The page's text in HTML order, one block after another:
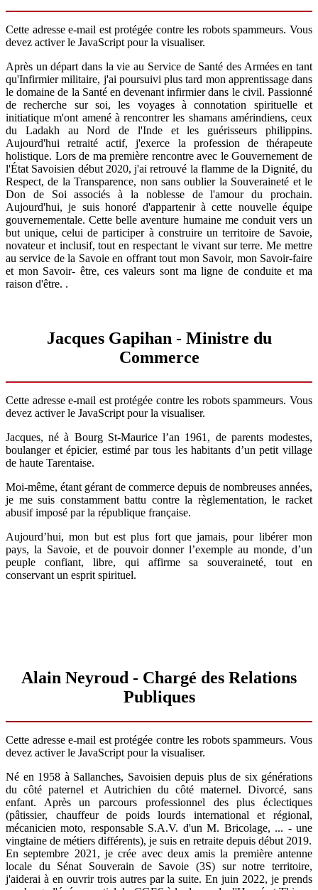
Cette adresse e-mail est protégée contre les robots spammeurs. Vous
devez activer le JavaScript pour la visualiser.
Après un départ dans la vie au Service de Santé des Armées en tant
qu'Infirmier militaire, j'ai poursuivi plus tard mon apprentissage dans
le domaine de la Santé en devenant infirmier dans le civil. Passionné
de recherche sur soi, les voyages à connotation spirituelle et
initiatique m'ont amené à rencontrer les shamans amérindiens, ceux
du Ladakh au Nord de l'Inde et les guérisseurs philippins.
Aujourd'hui retraité actif, j'exerce la profession de thérapeute
holistique. Lors de ma première rencontre avec le Gouvernement de
l'État Savoisien début 2020, j'ai retrouvé la flamme de la Dignité, du
Respect, de la Transparence, non sans oublier la Souveraineté et le
Don de Soi associés à la noblesse de l'amour du prochain.
Aujourd'hui, je suis honoré d'appartenir à cette nouvelle équipe
gouvernementale. Cette belle aventure humaine me conduit vers un
but unique, celui de participer à construire un territoire de Savoie,
novateur et inclusif, tout en respectant le vivant sur terre. Me mettre
au service de la Savoie en offrant tout mon Savoir, mon Savoir-faire
et mon Savoir- être, ces valeurs sont ma ligne de conduite et ma
raison d'être. .
Jacques Gapihan - Ministre du
Commerce
Cette adresse e-mail est protégée contre les robots spammeurs. Vous
devez activer le JavaScript pour la visualiser.
Jacques, né à Bourg St-Maurice l’an 1961, de parents modestes,
boulanger et épicier, estimé par tous les habitants d’un petit village
de haute Tarentaise.
Moi-même, étant gérant de commerce depuis de nombreuses années,
je me suis constamment battu contre la règlementation, le racket
abusif imposé par la république française.
Aujourd’hui, mon but est plus fort que jamais, pour libérer mon
pays, la Savoie, et de pouvoir donner l’exemple au monde, d’un
peuple confiant, libre, qui affirme sa souveraineté, tout en
conservant un esprit spirituel.
Alain Neyroud - Chargé des Relations
Publiques
Cette adresse e-mail est protégée contre les robots spammeurs. Vous
devez activer le JavaScript pour la visualiser.
Né en 1958 à Sallanches, Savoisien depuis plus de six générations
du côté paternel et Autrichien du côté maternel. Divorcé, sans
enfant. Après un parcours professionnel des plus éclectiques
(pâtissier, chauffeur de poids lourds international et régional,
mécanicien moto, responsable S.A.V. d'un M. Bricolage, ... - une
vingtaine de métiers différents), je suis en retraite depuis début 2019.
En septembre 2021, je crée avec deux amis la première antenne
locale du Sénat Souverain de Savoie (3S) sur notre territoire,
j'aiderai à en ouvrir trois autres par la suite. En juin 2022, je prends